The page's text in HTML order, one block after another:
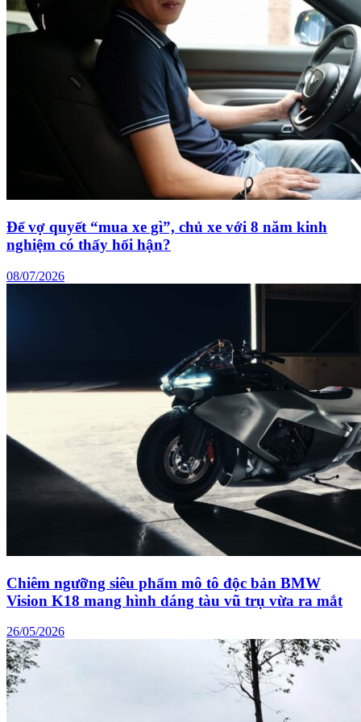
Để vợ quyết “mua xe gì”, chủ xe với 8 năm kinh
nghiệm có thấy hối hận?
08/07/2026
Chiêm ngưỡng siêu phẩm mô tô độc bản BMW
Vision K18 mang hình dáng tàu vũ trụ vừa ra mắt
26/05/2026